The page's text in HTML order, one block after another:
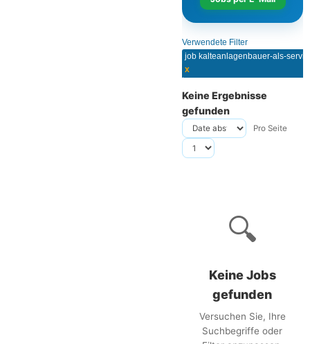
Verwendete Filter
x
Keine Ergebnisse
gefunden
Pro Seite
🔍
Keine Jobs
gefunden
Versuchen Sie, Ihre
Suchbegriffe oder